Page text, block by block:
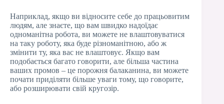
Наприклад, якщо ви відносите себе до працьовитим
людям, але знаєте, що вам швидко надоїдає
одноманітна робота, ви можете не влаштовуватися
на таку роботу, яка буде різноманітною, або ж
змінити ту, яка вас не влаштовує. Якщо вам
подобається багато говорити, але більша частина
ваших промов – це порожня балаканина, ви можете
почати приділяти більше уваги тому, що говорите,
або розширювати свій кругозір.